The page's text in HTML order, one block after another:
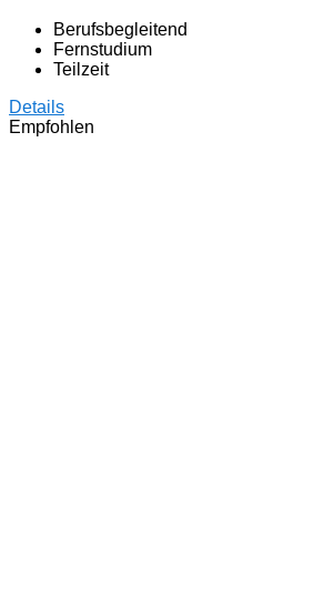
Berufsbegleitend
Fernstudium
Teilzeit
Details
Empfohlen